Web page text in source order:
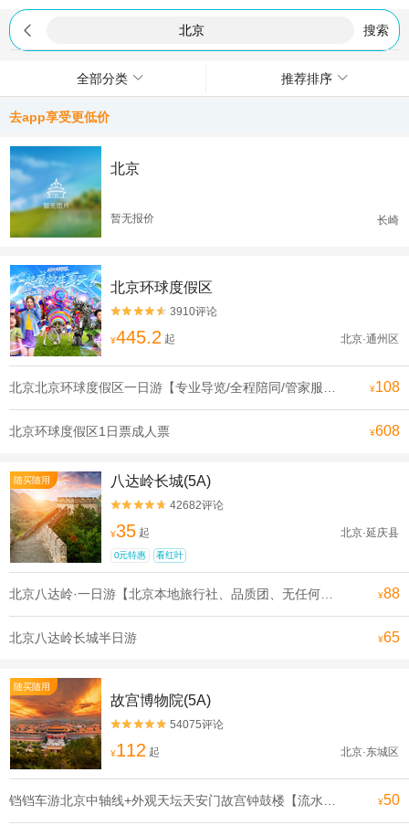
 搜索
全部分类 推荐排序
去app享受更低价
北京
暂无报价 长崎
北京环球度假区

 3910评论
¥445.2 起 北京·通州区
¥108
北京环球度假区1日票成人票 ¥608
随买随用 八达岭长城(5A)

 42682评论
¥35 起 北京·延庆县
0元特惠 看红叶
¥88
北京八达岭长城半日游 ¥65
随买随用
故宫博物院(5A)

 54075评论
¥112 起 北京·东城区
¥50